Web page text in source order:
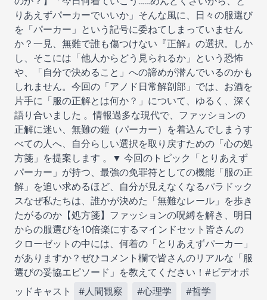
りあえずパーカーでいいか」そんな風に、日々の服選び
を「パーカー」という記号に委ねてしまっていません
か？一見、無難で誰も傷つけない『正解』の選択。しか
し、そこには「他人からどう見られるか」という恐怖
や、「自分で決めること」への諦めが潜んでいるのかも
しれません。今回の「アノド日常解剖部」では、お酒を
片手に「服の正解とは何か？」について、ゆるく、深く
語り合いました 。情報過多な現代で、ファッションの
正解に迷い、無難の鎧（パーカー）を着込んでしまうす
べての人へ、自分らしい選択を取り戻すための「心の処
方箋」を提案します 。▼ 今回のトピック「とりあえず
パーカー」が持つ、最強の免罪符としての機能「服の正
解」を追い求めるほど、自分が見えなくなるパラドック
スなぜ私たちは、誰かが決めた「無難なレール」を歩き
たがるのか【処方箋】ファッションの呪縛を解き、明日
からの服選びを10倍楽にするマインドセット皆さんの
クローゼットの中には、何着の「とりあえずパーカー」
がありますか？ぜひコメント欄で皆さんのリアルな「服
選びの妥協エピソード」を教えてください！#ビデオポ
ッドキャスト
#人間観察 #心理学 #哲学